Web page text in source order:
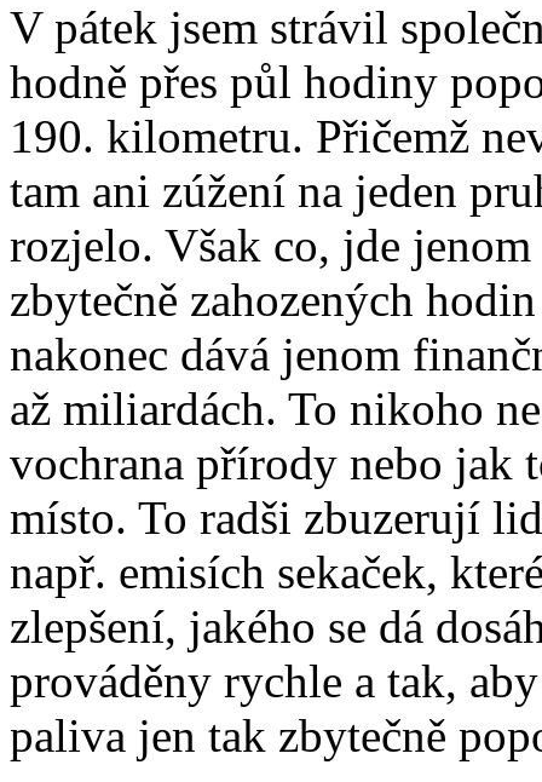
V pátek jsem strávil
hodně přes půl hodiny
190. kilometru. Přičemž
tam ani zúžení na jeden
rozjelo. Však co, jde
zbytečně zahozených
nakonec dává jenom
až miliardách. To nikoho
vochrana přírody nebo jak
místo. To radši zbuzerují
např. emisích sekaček,
zlepšení, jakého se dá
prováděny rychle a tak,
paliva jen tak zbytečně